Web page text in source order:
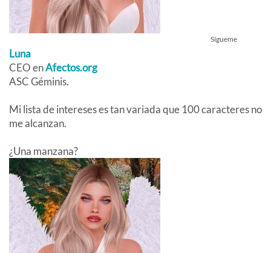
Sígueme
Luna
CEOenAfectos.org
ASC Géminis.
Mi lista de intereses es tan variada que 100 caracteres no
me alcanzan.
¿Una manzana?